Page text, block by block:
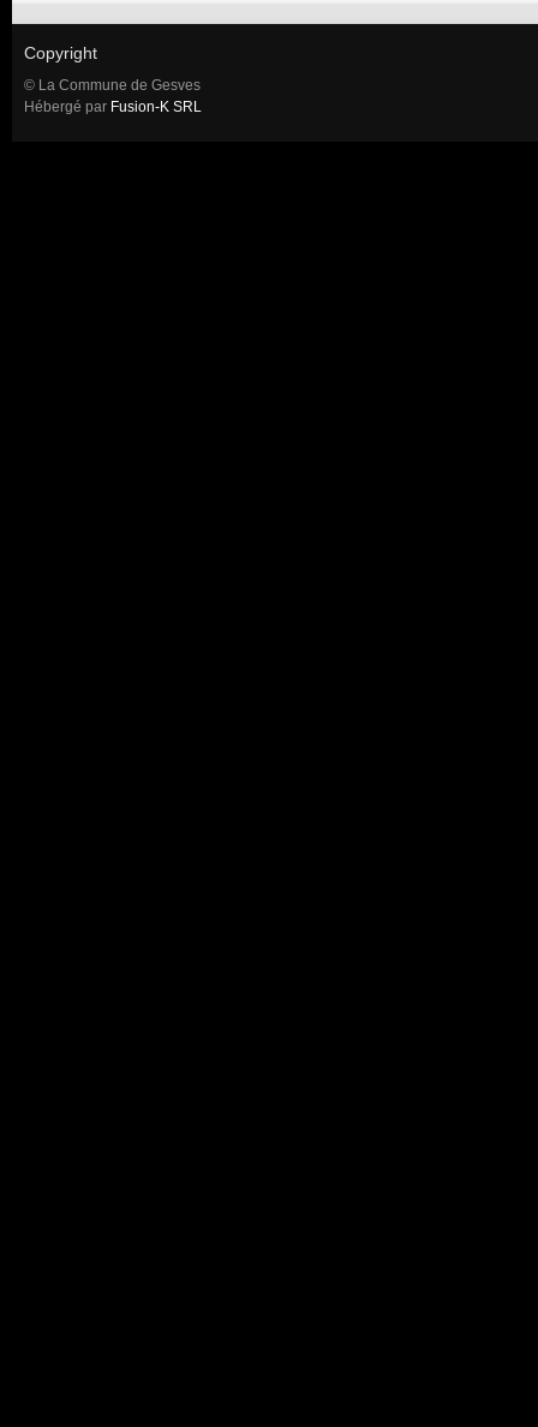
Copyright
© La Commune de Gesves
Hébergé par Fusion-K SRL